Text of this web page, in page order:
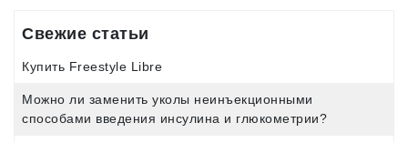
Свежие статьи
Купить Freestyle Libre
Можно ли заменить уколы неинъекционными
способами введения инсулина и глюкометрии?